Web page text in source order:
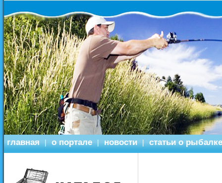
главная | о портале | новости | статьи о рыбалке